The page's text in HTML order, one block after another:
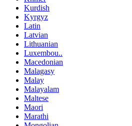
Kurdish
Kyrgyz
Latin
Latvian
Lithuanian
Luxembou..
Macedonian
Malagasy
Malay
Malayalam
Maltese
Maori
Marathi